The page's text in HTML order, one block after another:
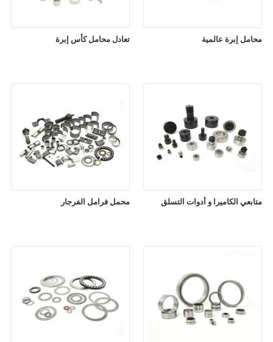
تعادل محامل كأس إبرة محامل إبرة عالمية
محمل فرامل الفرجار متابعي الكاميرا و أدوات التسلق